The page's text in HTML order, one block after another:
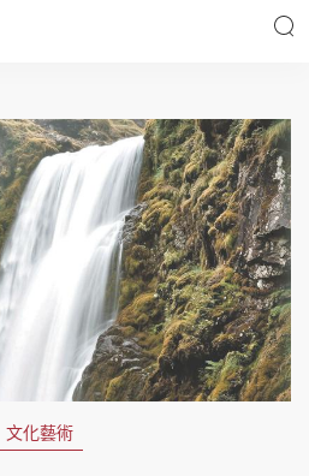
時事財經
優享生活
會員活動
文化藝術